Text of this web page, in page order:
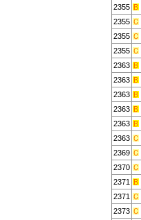
2355
2355
2355
2355
2363
2363
2363
2363
2363
2363
2369
2370
2371
2371
2373